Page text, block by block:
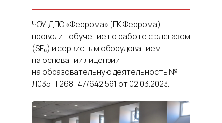
ЧОУ ДПО «Феррома» (ГК Феррома)
проводит обучение по работе с элегазом
(SF₆) и сервисным оборудованием
на основании лицензии
на образовательную деятельность №
Л035−1 268−47/642 561 от 02.03.2023.